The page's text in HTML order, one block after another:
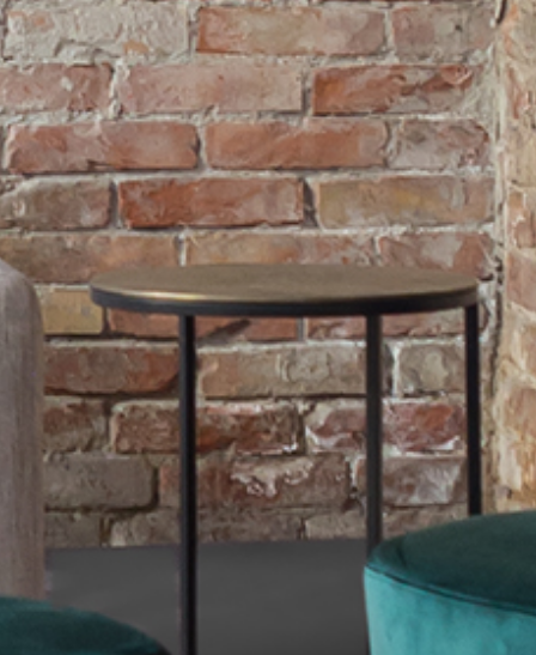
ZAKAŽITE
SASTANAK
SA NAŠIM
ARHITEKTOM
KONTAKTIRAJTE
NAS
SR
EN